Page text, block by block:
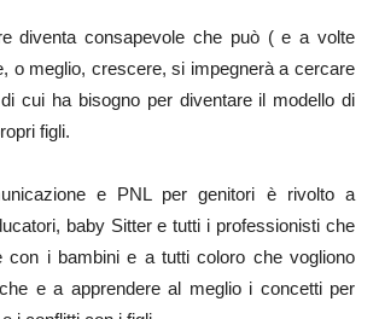
diventa consapevole che può ( e a volte
o meglio, crescere, si impegnerà a cercare
cui ha bisogno per diventare il modello di
figli.
e PNL per genitori è rivolto a
baby Sitter e tutti i professionisti che
con i bambini e a tutti coloro che vogliono
e a apprendere al meglio i concetti per